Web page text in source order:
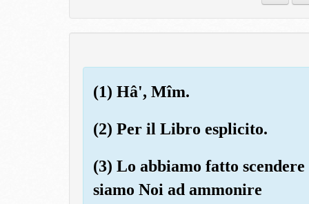
(1) Hâ', Mîm.
(2) Per il Libro esplicito.
(3) Lo abbiamo fatto
siamo Noi ad ammonire 